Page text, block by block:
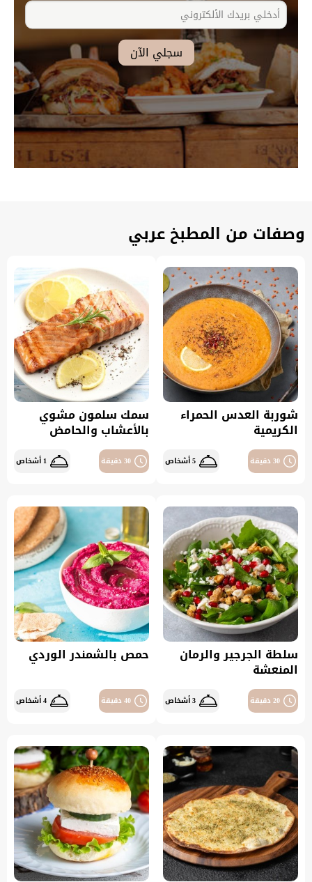
وصفات من المطبخ عربي
شوربة العدس الحمراء
الكريمية
30 دقيقة 5 أشخاص
سمك سلمون مشوي
بالأعشاب والحامض
30 دقيقة 1 أشخاص
سلطة الجرجير والرمان
المنعشة
20 دقيقة 3 أشخاص
حمص بالشمندر الوردي
40 دقيقة 4 أشخاص